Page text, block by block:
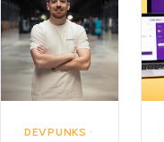
DEVPUNKS ·